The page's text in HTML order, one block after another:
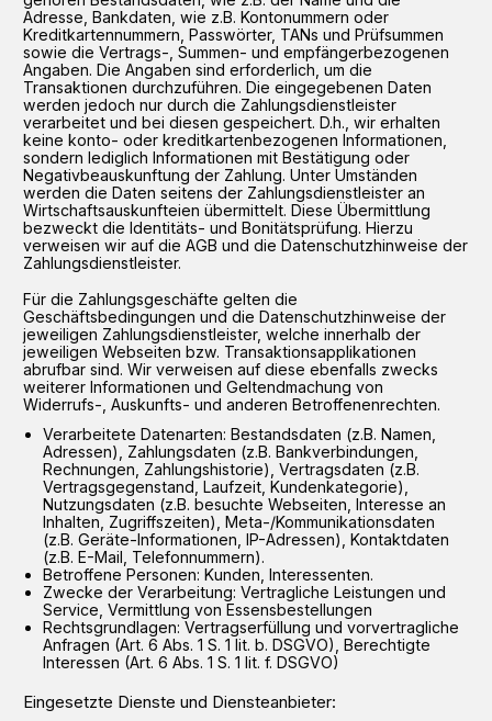
Adresse, Bankdaten, wie z.B. Kontonummern oder
Kreditkartennummern, Passwörter, TANs und Prüfsummen
sowie die Vertrags-, Summen- und empfängerbezogenen
Angaben. Die Angaben sind erforderlich, um die
Transaktionen durchzuführen. Die eingegebenen Daten
werden jedoch nur durch die Zahlungsdienstleister
verarbeitet und bei diesen gespeichert. D.h., wir erhalten
keine konto- oder kreditkartenbezogenen Informationen,
sondern lediglich Informationen mit Bestätigung oder
Negativbeauskunftung der Zahlung. Unter Umständen
werden die Daten seitens der Zahlungsdienstleister an
Wirtschaftsauskunfteien übermittelt. Diese Übermittlung
bezweckt die Identitäts- und Bonitätsprüfung. Hierzu
verweisen wir auf die AGB und die Datenschutzhinweise der
Zahlungsdienstleister.
Für die Zahlungsgeschäfte gelten die
Geschäftsbedingungen und die Datenschutzhinweise der
jeweiligen Zahlungsdienstleister, welche innerhalb der
jeweiligen Webseiten bzw. Transaktionsapplikationen
abrufbar sind. Wir verweisen auf diese ebenfalls zwecks
weiterer Informationen und Geltendmachung von
Widerrufs-, Auskunfts- und anderen Betroffenenrechten.
Verarbeitete Datenarten: Bestandsdaten (z.B. Namen,
Adressen), Zahlungsdaten (z.B. Bankverbindungen,
Rechnungen, Zahlungshistorie), Vertragsdaten (z.B.
Vertragsgegenstand, Laufzeit, Kundenkategorie),
Nutzungsdaten (z.B. besuchte Webseiten, Interesse an
Inhalten, Zugriffszeiten), Meta-/Kommunikationsdaten
(z.B. Geräte-Informationen, IP-Adressen), Kontaktdaten
(z.B. E-Mail, Telefonnummern).
Betroffene Personen: Kunden, Interessenten.
Zwecke der Verarbeitung: Vertragliche Leistungen und
Service, Vermittlung von Essensbestellungen
Rechtsgrundlagen: Vertragserfüllung und vorvertragliche
Anfragen (Art. 6 Abs. 1 S. 1 lit. b. DSGVO), Berechtigte
Interessen (Art. 6 Abs. 1 S. 1 lit. f. DSGVO)
Eingesetzte Dienste und Diensteanbieter: